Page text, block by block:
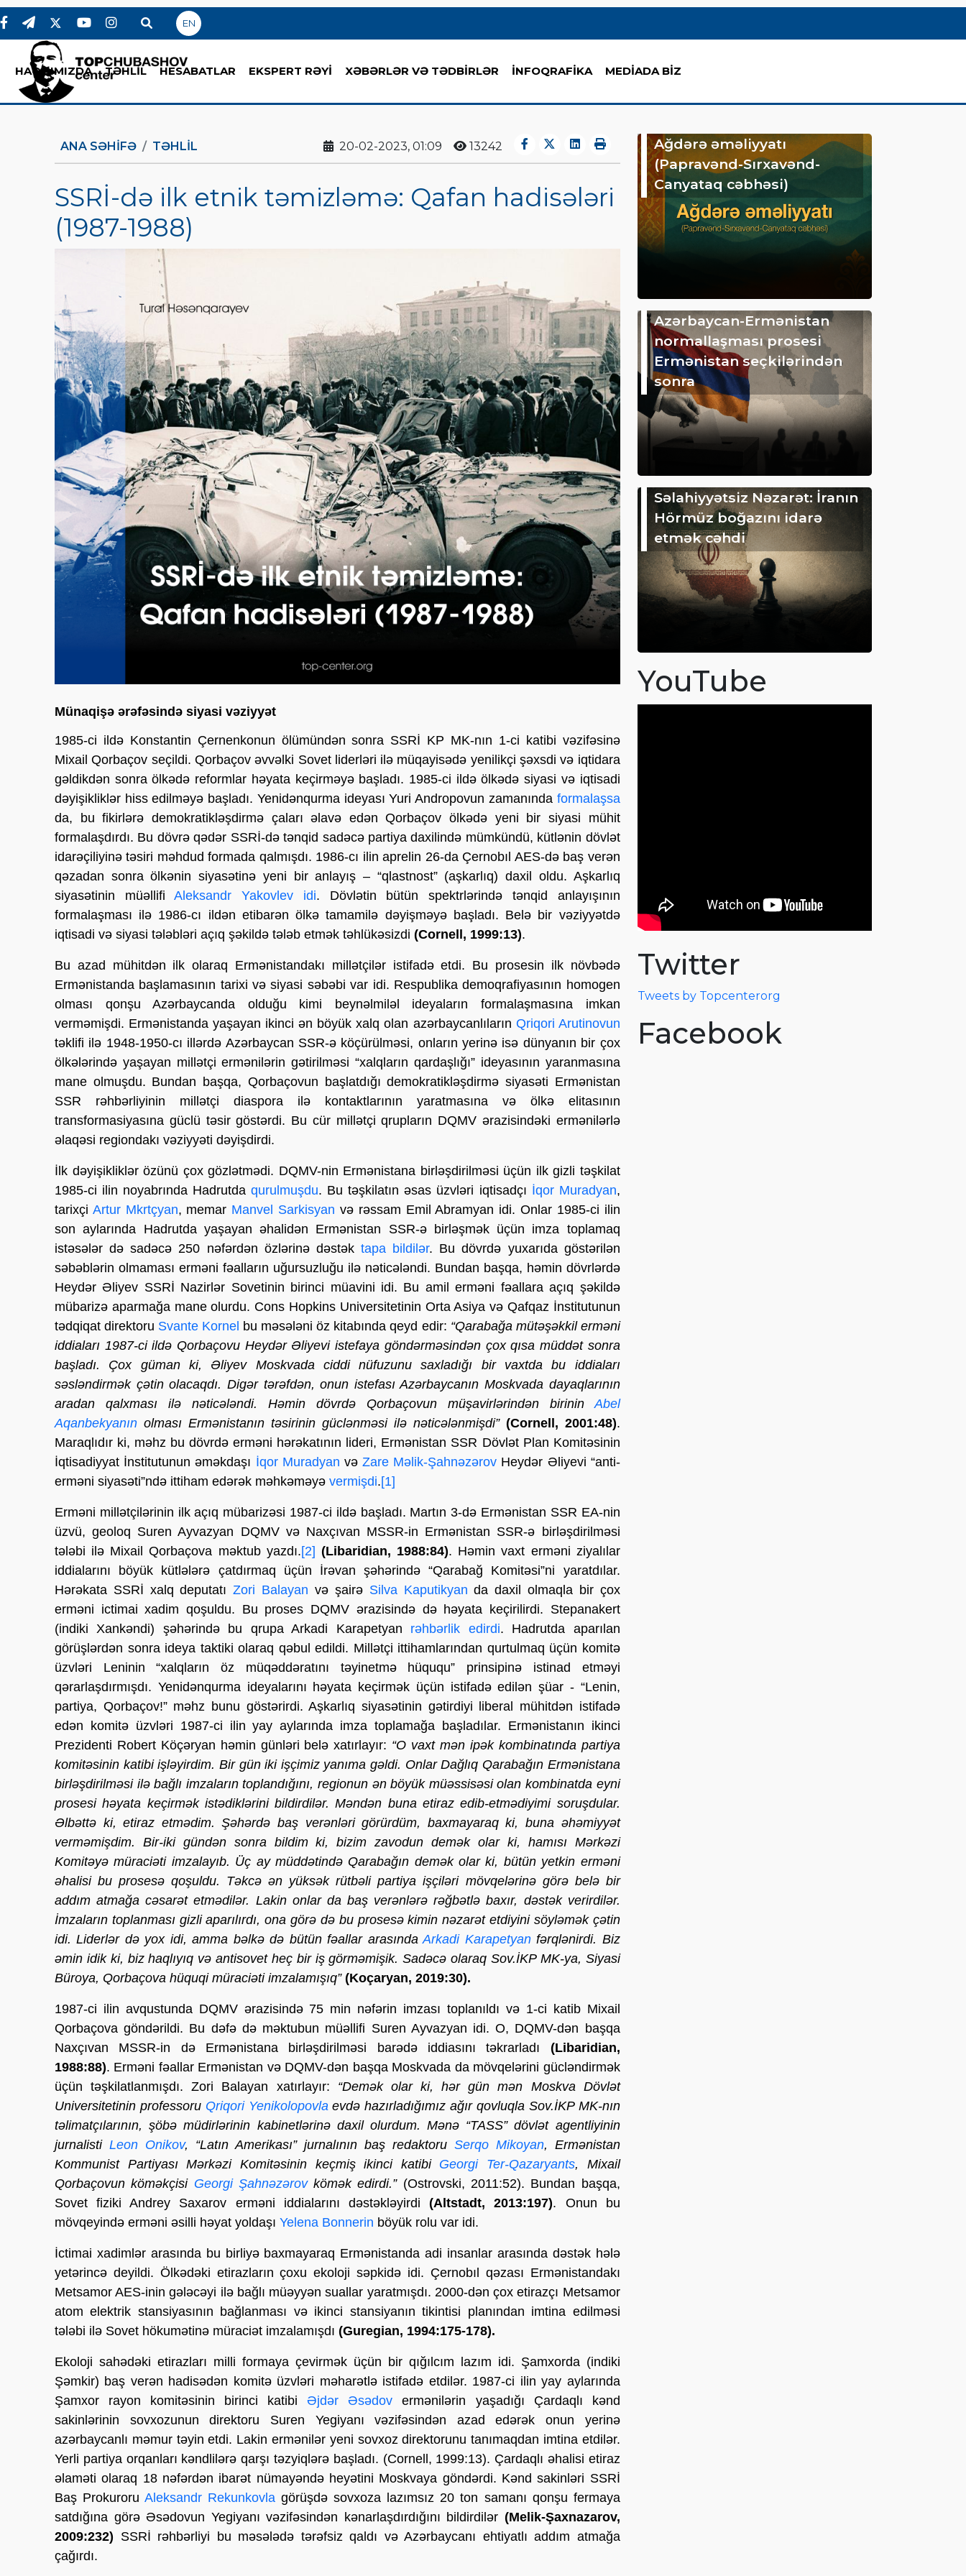
EN
HAQQIMIZDA TƏHLİL HESABATLAR EKSPERT RƏYİ XƏBƏRLƏR VƏ TƏDBİRLƏR İNFOQRAFİKA MEDİADA BİZ
ANA SƏHIFƏ TƏHLİL 20-02-2023, 01:09 13242
SSRİ-də ilk etnik təmizləmə: Qafan hadisələri
(1987-1988)
Münaqişə ərəfəsində siyasi vəziyyət
1985-ci ildə Konstantin Çernenkonun ölümündən sonra SSRİ KP MK-nın 1-ci katibi vəzifəsinə
Mixail Qorbaçov seçildi. Qorbaçov əvvəlki Sovet liderləri ilə müqayisədə yenilikçi şəxsdi və iqtidara
gəldikdən sonra ölkədə reformlar həyata keçirməyə başladı. 1985-ci ildə ölkədə siyasi və iqtisadi
dəyişikliklər hiss edilməyə başladı. Yenidənqurma ideyası Yuri Andropovun zamanında formalaşsa
da, bu fikirlərə demokratikləşdirmə çaları əlavə edən Qorbaçov ölkədə yeni bir siyasi mühit
formalaşdırdı. Bu dövrə qədər SSRİ-də tənqid sadəcə partiya daxilində mümkündü, kütlənin dövlət
idarəçiliyinə təsiri məhdud formada qalmışdı. 1986-cı ilin aprelin 26-da Çernobıl AES-də baş verən
qəzadan sonra ölkənin siyasətinə yeni bir anlayış – “qlastnost” (aşkarlıq) daxil oldu. Aşkarlıq
siyasətinin müəllifiAleksandr Yakovlev idi. Dövlətin bütün spektrlərində tənqid anlayışının
formalaşması ilə 1986-cı ildən etibarən ölkə tamamilə dəyişməyə başladı. Belə bir vəziyyətdə
iqtisadi və siyasi tələbləri açıq şəkildə tələb etmək təhlükəsizdi (Cornell, 1999:13).
Bu azad mühitdən ilk olaraq Ermənistandakı millətçilər istifadə etdi. Bu prosesin ilk növbədə
Ermənistanda başlamasının tarixi və siyasi səbəbi var idi. Respublika demoqrafiyasının homogen
olması qonşu Azərbaycanda olduğu kimi beynəlmiləl ideyaların formalaşmasına imkan
verməmişdi. Ermənistanda yaşayan ikinci ən böyük xalq olan azərbaycanlıların Qriqori Arutinovun
təklifi ilə 1948-1950-cı illərdə Azərbaycan SSR-ə köçürülməsi, onların yerinə isə dünyanın bir çox
ölkələrində yaşayan millətçi ermənilərin gətirilməsi “xalqların qardaşlığı” ideyasının yaranmasına
mane olmuşdu. Bundan başqa, Qorbaçovun başlatdığı demokratikləşdirmə siyasəti Ermənistan
SSR rəhbərliyinin millətçi diaspora ilə kontaktlarının yaratmasına və ölkə elitasının
transformasiyasına güclü təsir göstərdi. Bu cür millətçi qrupların DQMV ərazisindəki ermənilərlə
əlaqəsi regiondakı vəziyyəti dəyişdirdi.
İlk dəyişikliklər özünü çox gözlətmədi. DQMV-nin Ermənistana birləşdirilməsi üçün ilk gizli təşkilat
1985-ci ilin noyabrında Hadrutdaqurulmuşdu. Bu təşkilatın əsas üzvləri iqtisadçı İqor Muradyan,
tarixçi Artur Mkrtçyan, memar Manvel Sarkisyan və rəssam Emil Abramyan idi. Onlar 1985-ci ilin
son aylarında Hadrutda yaşayan əhalidən Ermənistan SSR-ə birləşmək üçün imza toplamaq
istəsələr də sadəcə 250 nəfərdən özlərinə dəstək tapa bildilər. Bu dövrdə yuxarıda göstərilən
səbəblərin olmaması erməni fəalların uğursuzluğu ilə nəticələndi. Bundan başqa, həmin dövrlərdə
Heydər Əliyev SSRİ Nazirlər Sovetinin birinci müavini idi. Bu amil erməni fəallara açıq şəkildə
mübarizə aparmağa mane olurdu. Cons Hopkins Universitetinin Orta Asiya və Qafqaz İnstitutunun
tədqiqat direktoru Svante Kornel bu məsələni öz kitabında qeyd edir: “Qarabağa mütəşəkkil erməni
iddiaları 1987-ci ildə Qorbaçovu Heydər Əliyevi istefaya göndərməsindən çox qısa müddət sonra
başladı. Çox güman ki, Əliyev Moskvada ciddi nüfuzunu saxladığı bir vaxtda bu iddiaları
səsləndirmək çətin olacaqdı. Digər tərəfdən, onun istefası Azərbaycanın Moskvada dayaqlarının
aradan qalxması ilə nəticələndi. Həmin dövrdə Qorbaçovun müşavirlərindən birinin Abel
Aqanbekyanın olması Ermənistanın təsirinin güclənməsi ilə nəticələnmişdi” (Cornell, 2001:48).
Maraqlıdır ki, məhz bu dövrdə erməni hərəkatının lideri, Ermənistan SSR Dövlət Plan Komitəsinin
İqtisadiyyat İnstitutunun əməkdaşı İqor Muradyan vəZare Məlik-Şahnəzərov Heydər Əliyevi “anti-
erməni siyasəti”ndə ittiham edərək məhkəməyə vermişdi.[1]
Erməni millətçilərinin ilk açıq mübarizəsi 1987-ci ildə başladı. Martın 3-də Ermənistan SSR EA-nin
üzvü, geoloq Suren Ayvazyan DQMV və Naxçıvan MSSR-in Ermənistan SSR-ə birləşdirilməsi
tələbi ilə Mixail Qorbaçova məktub yazdı.[2] (Libaridian, 1988:84). Həmin vaxt erməni ziyalılar
iddialarını böyük kütlələrə çatdırmaq üçün İrəvan şəhərində “Qarabağ Komitəsi”ni yaratdılar.
Hərəkata SSRİ xalq deputatıZori Balayan və şairə Silva Kaputikyan da daxil olmaqla bir çox
erməni ictimai xadim qoşuldu. Bu proses DQMV ərazisində də həyata keçirilirdi. Stepanakert
(indiki Xankəndi) şəhərində bu qrupa Arkadi Karapetyan rəhbərlik edirdi. Hadrutda aparılan
görüşlərdən sonra ideya taktiki olaraq qəbul edildi. Millətçi ittihamlarından qurtulmaq üçün komitə
üzvləri Leninin “xalqların öz müqəddəratını təyinetmə hüququ” prinsipinə istinad etməyi
qərarlaşdırmışdı. Yenidənqurma ideyalarını həyata keçirmək üçün istifadə edilən şüar - “Lenin,
partiya, Qorbaçov!” məhz bunu göstərirdi. Aşkarlıq siyasətinin gətirdiyi liberal mühitdən istifadə
edən komitə üzvləri 1987-ci ilin yay aylarında imza toplamağa başladılar. Ermənistanın ikinci
Prezidenti Robert Köçəryan həmin günləri belə xatırlayır: “O vaxt mən ipək kombinatında partiya
komitəsinin katibi işləyirdim. Bir gün iki işçimiz yanıma gəldi. Onlar Dağlıq Qarabağın Ermənistana
birləşdirilməsi ilə bağlı imzaların toplandığını, regionun ən böyük müəssisəsi olan kombinatda eyni
prosesi həyata keçirmək istədiklərini bildirdilər. Məndən buna etiraz edib-etmədiyimi soruşdular.
Əlbəttə ki, etiraz etmədim. Şəhərdə baş verənləri görürdüm, baxmayaraq ki, buna əhəmiyyət
verməmişdim. Bir-iki gündən sonra bildim ki, bizim zavodun demək olar ki, hamısı Mərkəzi
Komitəyə müraciəti imzalayıb. Üç ay müddətində Qarabağın demək olar ki, bütün yetkin erməni
əhalisi bu prosesə qoşuldu. Təkcə ən yüksək rütbəli partiya işçiləri mövqelərinə görə belə bir
addım atmağa cəsarət etmədilər. Lakin onlar da baş verənlərə rəğbətlə baxır, dəstək verirdilər.
İmzaların toplanması gizli aparılırdı, ona görə də bu prosesə kimin nəzarət etdiyini söyləmək çətin
idi. Liderlər də yox idi, amma bəlkə də bütün fəallar arasındaArkadi Karapetyanfərqlənirdi. Biz
əmin idik ki, biz haqlıyıq və antisovet heç bir iş görməmişik. Sadəcə olaraq Sov.İKP MK-ya, Siyasi
Büroya, Qorbaçova hüquqi müraciəti imzalamışıq” (Koçaryan, 2019:30).
1987-ci ilin avqustunda DQMV ərazisində 75 min nəfərin imzası toplanıldı və 1-ci katib Mixail
Qorbaçova göndərildi. Bu dəfə də məktubun müəllifi Suren Ayvazyan idi. O, DQMV-dən başqa
Naxçıvan MSSR-in də Ermənistana birləşdirilməsi barədə iddiasını təkrarladı (Libaridian,
1988:88). Erməni fəallar Ermənistan və DQMV-dən başqa Moskvada da mövqelərini gücləndirmək
üçün təşkilatlanmışdı. Zori Balayan xatırlayır: “Demək olar ki, hər gün mən Moskva Dövlət
Universitetinin professoru Qriqori Yenikolopovla evdə hazırladığımız ağır qovluqla Sov.İKP MK-nın
təlimatçılarının, şöbə müdirlərinin kabinetlərinə daxil olurdum. Mənə “TASS” dövlət agentliyinin
jurnalisti Leon Onikov, “Latın Amerikası” jurnalının baş redaktoru Serqo Mikoyan, Ermənistan
Kommunist Partiyası Mərkəzi Komitəsinin keçmiş ikinci katibi Georgi Ter-Qazaryants, Mixail
Qorbaçovun köməkçisi Georgi Şahnəzərovkömək edirdi.” (Ostrovski, 2011:52). Bundan başqa,
Sovet fiziki Andrey Saxarov erməni iddialarını dəstəkləyirdi(Altstadt, 2013:197). Onun bu
mövqeyində erməni əsilli həyat yoldaşı Yelena Bonnerin böyük rolu var idi.
İctimai xadimlər arasında bu birliyə baxmayaraq Ermənistanda adi insanlar arasında dəstək hələ
yetərincə deyildi. Ölkədəki etirazların çoxu ekoloji səpkidə idi. Çernobıl qəzası Ermənistandakı
Metsamor AES-inin gələcəyi ilə bağlı müəyyən suallar yaratmışdı. 2000-dən çox etirazçı Metsamor
atom elektrik stansiyasının bağlanması və ikinci stansiyanın tikintisi planından imtina edilməsi
tələbi ilə Sovet hökumətinə müraciət imzalamışdı (Guregian, 1994:175-178).
Ekoloji sahədəki etirazları milli formaya çevirmək üçün bir qığılcım lazım idi. Şamxorda (indiki
Şəmkir) baş verən hadisədən komitə üzvləri məharətlə istifadə etdilər. 1987-ci ilin yay aylarında
Şamxor rayon komitəsinin birinci katibiƏjdər Əsədov ermənilərin yaşadığı Çardaqlı kənd
sakinlərinin sovxozunun direktoru Suren Yegiyanı vəzifəsindən azad edərək onun yerinə
azərbaycanlı məmur təyin etdi. Lakin ermənilər yeni sovxoz direktorunu tanımaqdan imtina etdilər.
Yerli partiya orqanları kəndlilərə qarşı təzyiqlərə başladı. (Cornell, 1999:13). Çardaqlı əhalisi etiraz
əlaməti olaraq 18 nəfərdən ibarət nümayəndə heyətini Moskvaya göndərdi. Kənd sakinləri SSRİ
Baş ProkuroruAleksandr Rekunkovla görüşdə sovxoza lazımsız 20 ton samanı qonşu fermaya
satdığına görə Əsədovun Yegiyanı vəzifəsindən kənarlaşdırdığını bildirdilər (Melik-Şaxnazarov,
2009:232) SSRİ rəhbərliyi bu məsələdə tərəfsiz qaldı və Azərbaycanı ehtiyatlı addım atmağa
çağırdı.
Ağdərə əməliyyatı
(Papravənd-Sırxavənd-
Canyataq cəbhəsi)
Azərbaycan-Ermənistan
normallaşması prosesi
Ermənistan seçkilərindən
sonra
Səlahiyyətsiz Nəzarət: İranın
Hörmüz boğazını idarə
etmək cəhdi
YouTube
Twitter
Tweets by Topcenterorg
Facebook